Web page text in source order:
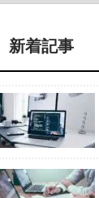
新着記事